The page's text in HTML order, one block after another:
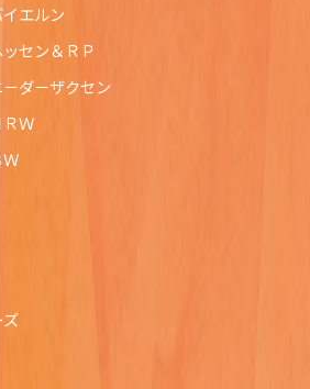
エルン
セン＆ＲＰ
ダ－ザクセン
Ｗ